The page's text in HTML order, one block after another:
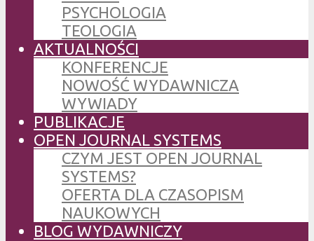
PSYCHOLOGIA
TEOLOGIA
AKTUALNOŚCI
KONFERENCJE
NOWOŚĆ WYDAWNICZA
WYWIADY
PUBLIKACJE
OPEN JOURNAL SYSTEMS
CZYM JEST OPEN JOURNAL
SYSTEMS?
OFERTA DLA CZASOPISM
NAUKOWYCH
BLOG WYDAWNICZY